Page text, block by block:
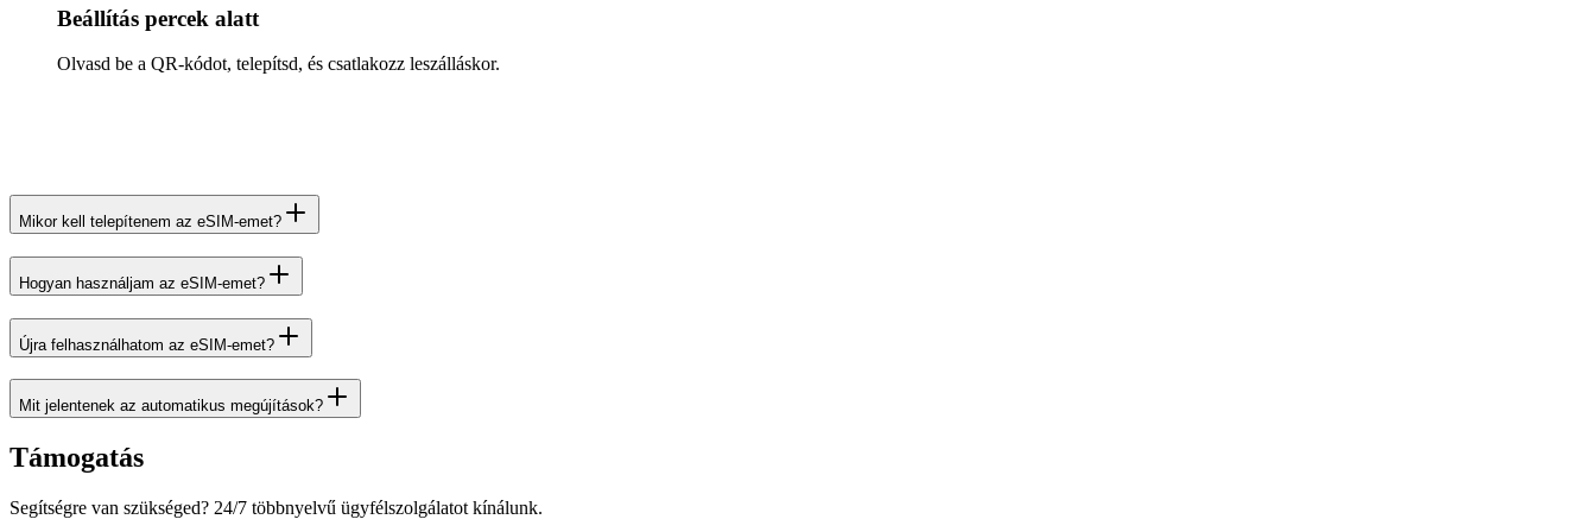
Beállítás percek alatt
Olvasd be a QR-kódot, telepítsd, és csatlakozz leszálláskor.
Mikor kell telepítenem az eSIM-emet?
Hogyan használjam az eSIM-emet?
Újra felhasználhatom az eSIM-emet?
Mit jelentenek az automatikus megújítások?
Támogatás
Segítségre van szükséged? 24/7 többnyelvű ügyfélszolgálatot kínálunk.